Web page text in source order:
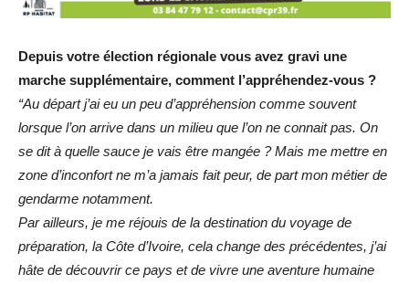
Depuis votre élection régionale vous avez gravi une
marche supplémentaire, comment l’appréhendez-vous ?
“Au départ j’ai eu un peu d’appréhension comme souvent
lorsque l’on arrive dans un milieu que l’on ne connait pas. On
se dit à quelle sauce je vais être mangée ? Mais me mettre en
zone d’inconfort ne m’a jamais fait peur, de part mon métier de
gendarme notamment.
Par ailleurs, je me réjouis de la destination du voyage de
préparation, la Côte d’Ivoire, cela change des précédentes, j’ai
hâte de découvrir ce pays et de vivre une aventure humaine